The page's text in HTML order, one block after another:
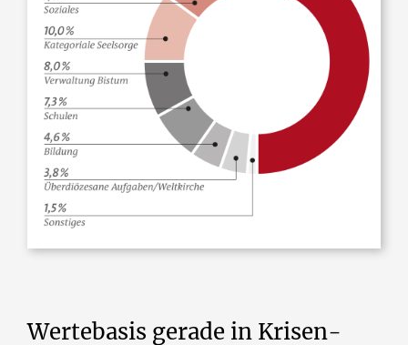
Wertebasis gerade in Krisen-